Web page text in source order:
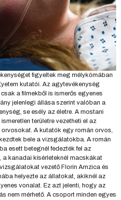
figyeltek meg mélykómában
kutatói. Az agytevékenység
a filmekből is ismerős egyenes
jelenlegi állása szerint valóban a
se esély az életre. A mostani
területre vezetheti el az
A kutatók egy román orvos,
bele a vizsgálatokba. A román
esett betegnél fedezték fel az
kanadai kísérleteknél macskákat
vezető Florin Amzica és
helyezte az állatokat, akiknél az
vonalat. Ez azt jelenti, hogy az
nem mérhető. A csoport minden egyes